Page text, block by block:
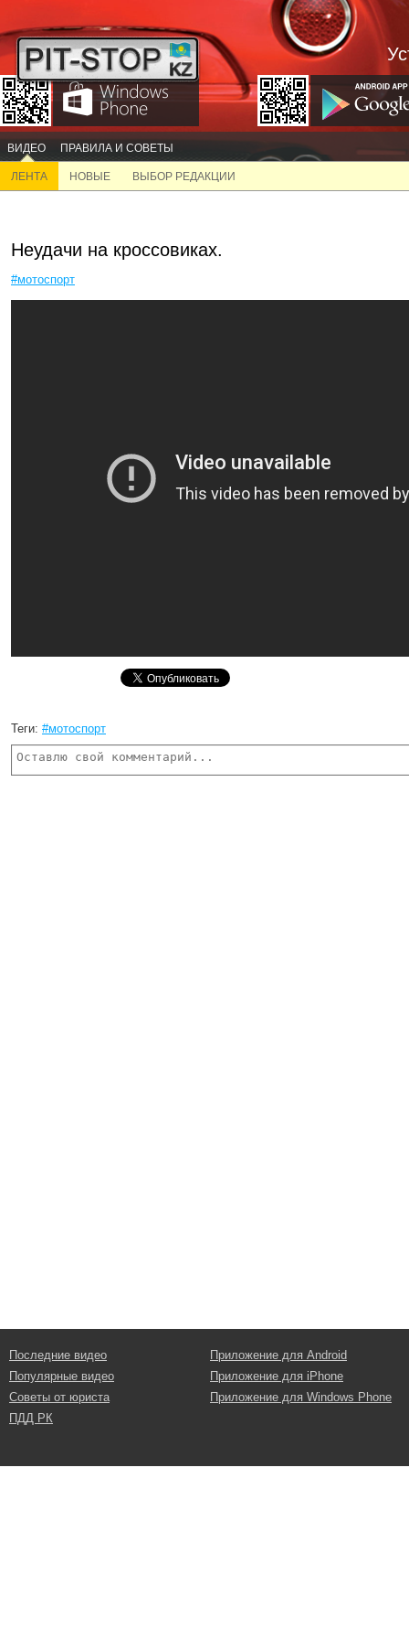
ВИДЕО ПРАВИЛА И СОВЕТЫ
ЛЕНТА НОВЫЕ ВЫБОР РЕДАКЦИИ
Неудачи на кроссовиках.
#мотоспорт
Теги: #мотоспорт
Последние видео
Популярные видео
Советы от юриста
ПДД РК
Приложение для Android
Приложение для iPhone
Приложение для Windows Phone